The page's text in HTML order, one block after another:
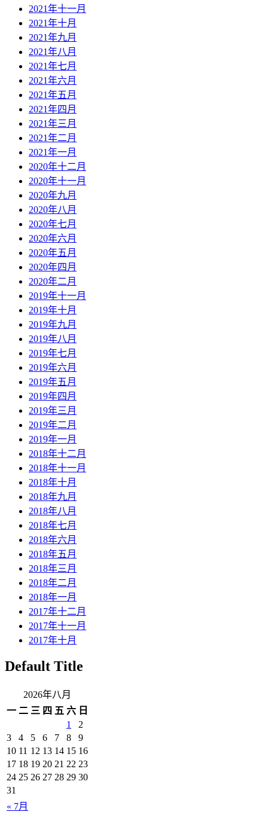
2021年十一月
2021年十月
2021年九月
2021年八月
2021年七月
2021年六月
2021年五月
2021年四月
2021年三月
2021年二月
2021年一月
2020年十二月
2020年十一月
2020年九月
2020年八月
2020年七月
2020年六月
2020年五月
2020年四月
2020年二月
2019年十一月
2019年十月
2019年九月
2019年八月
2019年七月
2019年六月
2019年五月
2019年四月
2019年三月
2019年二月
2019年一月
2018年十二月
2018年十一月
2018年十月
2018年九月
2018年八月
2018年七月
2018年六月
2018年五月
2018年三月
2018年二月
2018年一月
2017年十二月
2017年十一月
2017年十月
Default Title
2026年八月
一 二 三 四 五 六 日
« 7月
1
2
3
4 5 6 7 8
9
10 11 12 13 14 15 16
17 18 19 20 21 22 23
24 25 26 27 28 29 30
31